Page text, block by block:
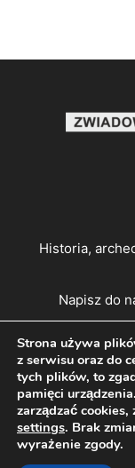
Historia,
Napisz do
Strona używa
z serwisu oraz do
tych plików, to
pamięci
zarządzać
settings. Brak
wyrażenie zgody.